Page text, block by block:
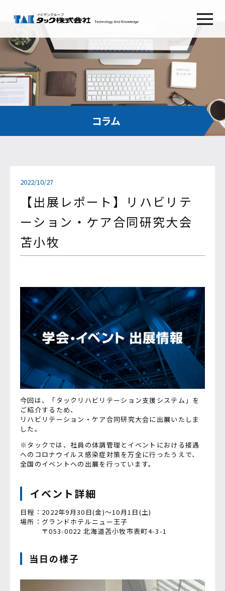
タックSecurePlatform
タック
ABOUT TAK
わたしたちの想い
経営理念
健康経営
会社概要
組織図
沿革
グループ会社
コラム
新卒採用
キャリア採用
コンタクト CONTACT
コラム
2022/10/27
【出展レポート】リハビリテ
ーション・ケア合同研究大会
苫小牧
今回は、「タックリハビリテーション支援システム」を
ご紹介するため、
リハビリテーション・ケア合同研究大会に出展いたしま
した。
※タックでは、社員の体調管理とイベントにおける接遇
へのコロナウイルス感染症対策を万全に行ったうえで、
全国のイベントへの出展を行っています。
イベント詳細
日程：2022年9月30日(金)～10月1日(土)
場所：グランドホテルニュー王子
〒053-0022 北海道苫小牧市表町4-3-1
当日の様子